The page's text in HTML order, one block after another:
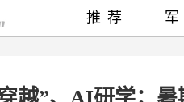
推荐